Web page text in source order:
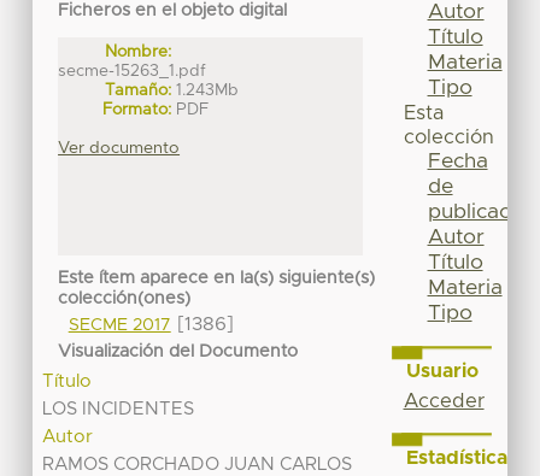
Ficheros en el objeto digital
Nombre:
secme-15263_1.pdf
Tamaño: 1.243Mb
Formato: PDF
Ver documento
Este ítem aparece en la(s) siguiente(s)
colección(ones)
SECME 2017
[1386]
Visualización del Documento
Título
LOS INCIDENTES
Autor
RAMOS CORCHADO JUAN CARLOS
Autor
Título
Materia
Tipo
Esta
colección
Fecha
de
publicación
Autor
Título
Materia
Tipo
Usuario
Acceder
Estadísticas